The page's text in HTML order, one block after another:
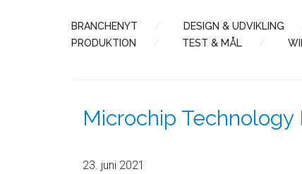
BRANCHENYT DESIGN & UDVIKLING
PRODUKTION
TEST & MÅL
Microchip Technology
23. juni 2021